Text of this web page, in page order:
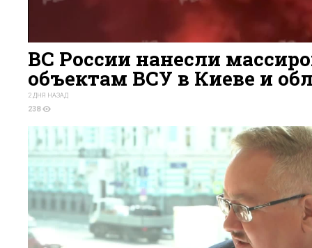
ВС России нанесли
объектам ВСУ в Киеве и
2 ДНЯ НАЗАД
238